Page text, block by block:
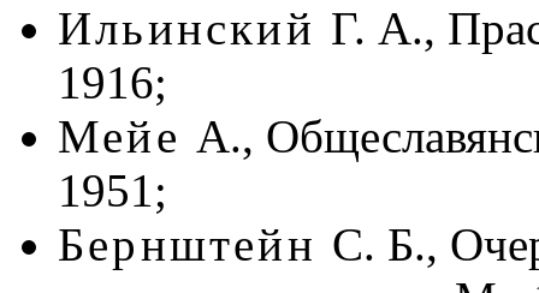
Ильинский Г. А.,
1916;
Мейе А.,
1951;
Бернштейн С. Б.,